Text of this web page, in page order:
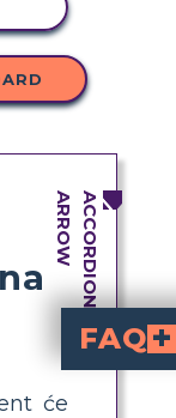
će
FAQ